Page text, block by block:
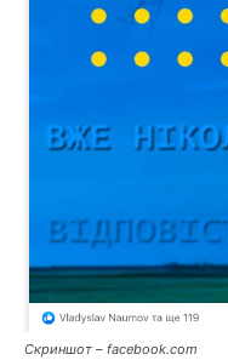
Скриншот – facebook.com